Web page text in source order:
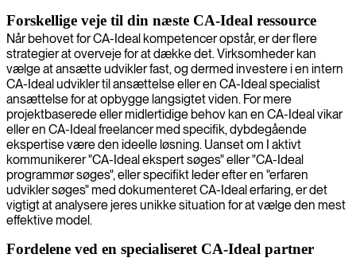
Forskellige veje til din næste CA-Ideal ressource
Når behovet for CA-Ideal kompetencer opstår, er der flere
strategier at overveje for at dække det. Virksomheder kan
vælge at ansætte udvikler fast, og dermed investere i en intern
CA-Ideal udvikler til ansættelse eller en CA-Ideal specialist
ansættelse for at opbygge langsigtet viden. For mere
projektbaserede eller midlertidige behov kan en CA-Ideal vikar
eller en CA-Ideal freelancer med specifik, dybdegående
ekspertise være den ideelle løsning. Uanset om I aktivt
kommunikerer "CA-Ideal ekspert søges" eller "CA-Ideal
programmør søges", eller specifikt leder efter en "erfaren
udvikler søges" med dokumenteret CA-Ideal erfaring, er det
vigtigt at analysere jeres unikke situation for at vælge den mest
effektive model.
Fordelene ved en specialiseret CA-Ideal partner